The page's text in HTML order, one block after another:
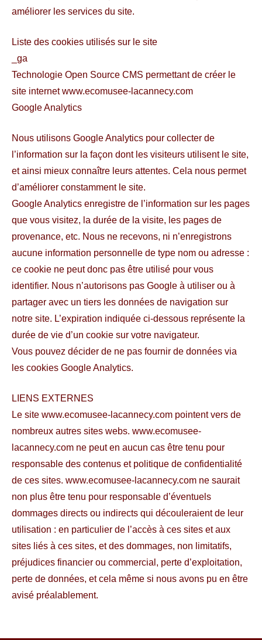
améliorer les services du site.
Liste des cookies utilisés sur le site
_ga
Technologie Open Source CMS permettant de créer le
site internet www.ecomusee-lacannecy.com
Google Analytics
Nous utilisons Google Analytics pour collecter de
l’information sur la façon dont les visiteurs utilisent le site,
et ainsi mieux connaître leurs attentes. Cela nous permet
d’améliorer constamment le site.
Google Analytics enregistre de l’information sur les pages
que vous visitez, la durée de la visite, les pages de
provenance, etc. Nous ne recevons, ni n’enregistrons
aucune information personnelle de type nom ou adresse :
ce cookie ne peut donc pas être utilisé pour vous
identifier. Nous n’autorisons pas Google à utiliser ou à
partager avec un tiers les données de navigation sur
notre site. L’expiration indiquée ci-dessous représente la
durée de vie d’un cookie sur votre navigateur.
Vous pouvez décider de ne pas fournir de données via
les cookies Google Analytics.
LIENS EXTERNES
Le site www.ecomusee-lacannecy.com pointent vers de
nombreux autres sites webs. www.ecomusee-
lacannecy.com ne peut en aucun cas être tenu pour
responsable des contenus et politique de confidentialité
de ces sites. www.ecomusee-lacannecy.com ne saurait
non plus être tenu pour responsable d’éventuels
dommages directs ou indirects qui découleraient de leur
utilisation : en particulier de l’accès à ces sites et aux
sites liés à ces sites, et des dommages, non limitatifs,
préjudices financier ou commercial, perte d’exploitation,
perte de données, et cela même si nous avons pu en être
avisé préalablement.